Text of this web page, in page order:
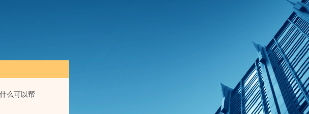
么可以帮